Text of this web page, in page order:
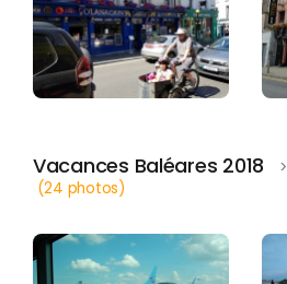
Vacances Baléares 2018 >
(24 photos)